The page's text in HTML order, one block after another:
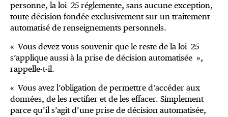
personne, la loi 25 réglemente, sans aucune exception,
toute décision fondée exclusivement sur un traitement
automatisé de renseignements personnels.
« Vous devez vous souvenir que le reste de la loi 25
s’applique aussi à la prise de décision automatisée »,
rappelle-t-il.
« Vous avez l’obligation de permettre d’accéder aux
données, de les rectifier et de les effacer. Simplement
parce qu’il s’agit d’une prise de décision automatisée,